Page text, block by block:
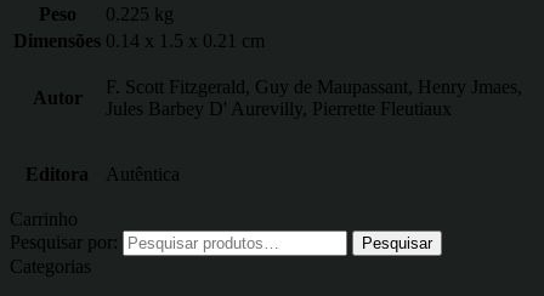
Peso
0.225 kg
Dimensões 0.14 x 1.5 x 0.21 cm
Autor
F. Scott Fitzgerald, Guy de Maupassant, Henry Jmaes,
Jules Barbey D' Aurevilly, Pierrette Fleutiaux
Editora Autêntica
Carrinho
Pesquisar por:
Categorias